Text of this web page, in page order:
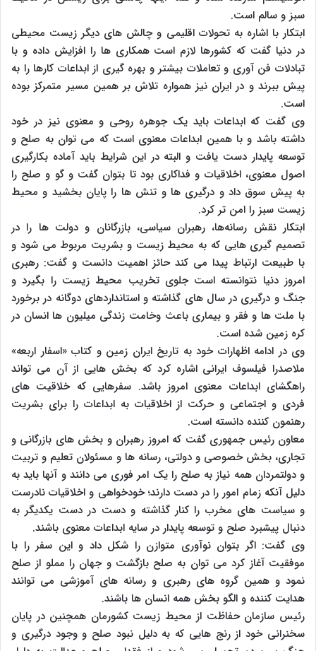
سبز و سالم است.
ابتکار با اشاره به تحولات اقلیمی و چالش های دیگر زیست محیطی
در دنیا گفت که کشورها لازم است همکاری ها را افزایش داده و با
تبادلات فن آوری و تعاملات بیشتر و بهره گیری از ابداعات کارها را به
پیش ببرند و در ایران نیز همواره تلاش بر همین مسیر متمرکز بوده
است.
وی گفت که ابداعات باید یک جوهره روحی و معنوی نیز در خود
داشته باشد و با همین ابداعات معنوی است که می توان به صلح و
توسعه پایدار دست یافت و البته در این شرایط باید آماده بکارگیری
اصول معنوی، اخلاقیات و فداکاری بود تا بتوان گفت و گو و صلح را
به پیش سوق داد و درگیری ها و تنش ها را پایان بخشید و محیط
زیست سبز را امن تر کرد.
ابتکار نقش رسانه‌ها، رهبران سیاسی، بازرگانان و دولت ها را در
تصمیم گیری هایی که به محیط زیست و بشریت مربوط می شود و
با طبیعت ارتباط پیدا می کند حائز اهمیت دانست و گفت: رهبری
امروز دنیا نتوانسته است جلوی تخریب محیط زیست را بگیرد و
جنگ و درگیری در سال های گذاشته و استانداردهای دوگانه در برخورد
با ملت ها و فقر و بیماری باعث وخامت زندگی میلیون ها انسان در
کره زمین شده است.
وی در ادامه اظهارات خود به تاریخ ایران زمین و کتاب «اسفار اربعه»
ملاصدرا فیلسوف ایرانی اشاره کرد که بخش هایی از آن می تواند
راهگشای ابداعات معنوی امروز باشد. سفرهایی که خلاقیت های
فردی و اجتماعی و حرکت از اخلاقیات به ابداعات را برای بشریت
رهنمون کننده دانسته است.
معاون رئیس جمهوری گفت که امروز رهبران و بخش های بازرگانی و
تجاری، بخش خصوصی و دولتی، رسانه ها و مسئولان تعلیم و تربیت
و دولتمردان همه نیاز به صلح را یک امر فوری می دانند و آنها باید به
دلیل آنکه زمام امور را در دست دارند؛ خودخواهی و اخلاقیات نادرست
و سیاست های مخرب را کنار گذاشته و دست در دست یکدیگر به
دنبال پیشبرد صلح و توسعه پایدار در سایه ابداعات معنوی باشند.
وی گفت: اگر بتوان نوآوری متوازن را شکل داد و این سفر را با
موفقیت آغاز کرد می توان به صلح بازگشت و جهان را مملو از صلح
نمود و همین گروه های رهبری و رسانه های آموزشی می توانند
هدایت کننده و الگو بخش همه انسان ها باشند.
رئیس سازمان حفاظت از محیط زیست کشورمان همچنین در پایان
سخنرانی خود از رنج هایی که به دلیل نبود صلح و وجود درگیری و